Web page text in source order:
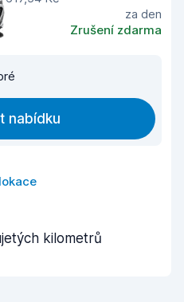
za den
Zrušení zdarma
nabídku
kilometrů